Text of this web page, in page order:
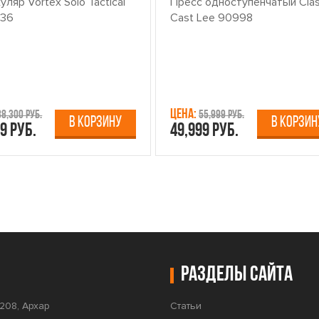
руб.
руб. В КОРЗИНУ
Cast Lee 90998
Цена: 55,999 руб.
49,999 руб. В
Архар
Разделы сайта
Статьи